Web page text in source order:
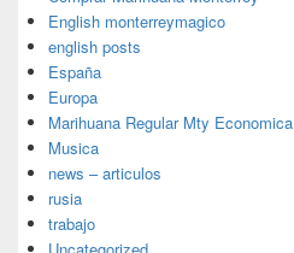
English monterreymagico
english posts
España
Europa
Marihuana Regular Mty Economica
Musica
news – articulos
rusia
trabajo